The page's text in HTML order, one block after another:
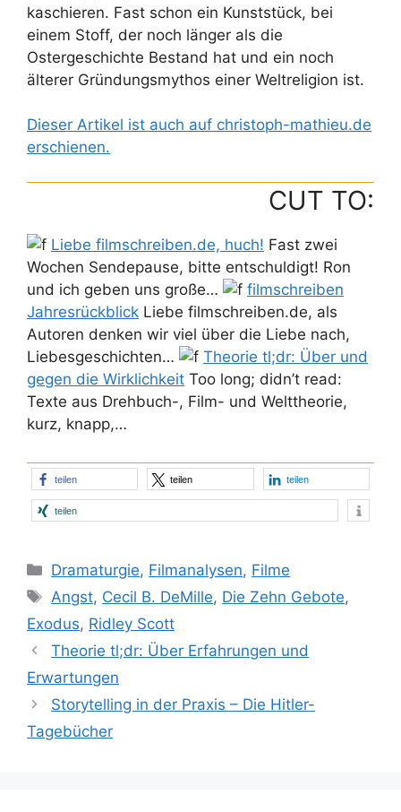
kaschieren. Fast schon ein Kunststück, bei
einem Stoff, der noch länger als die
Ostergeschichte Bestand hat und ein noch
älterer Gründungsmythos einer Weltreligion ist.
Dieser Artikel ist auch auf christoph-mathieu.de
erschienen.
CUT TO:
Liebe filmschreiben.de, huch! Fast zwei
Wochen Sendepause, bitte entschuldigt! Ron
und ich geben uns große…
filmschreiben
Jahresrückblick Liebe filmschreiben.de, als
Autoren denken wir viel über die Liebe nach,
Liebesgeschichten…
Theorie tl;dr: Über und
gegen die Wirklichkeit Too long; didn’t read:
Texte aus Drehbuch-, Film- und Welttheorie,
kurz, knapp,…
teilen teilen teilen
teilen
Kategorien
Dramaturgie, Filmanalysen, Filme
Schlagwörter
Angst, Cecil B. DeMille, Die Zehn Gebote,
Exodus, Ridley Scott
Theorie tl;dr: Über Erfahrungen und
Erwartungen
Storytelling in der Praxis – Die Hitler-
Tagebücher